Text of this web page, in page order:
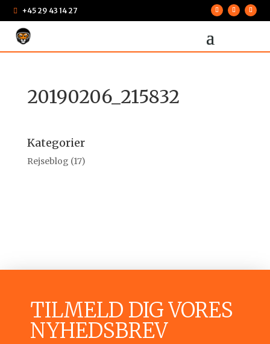
+45 29 43 14 27
20190206_215832
Kategorier
Rejseblog (17)
TILMELD DIG VORES
NYHEDSBREV